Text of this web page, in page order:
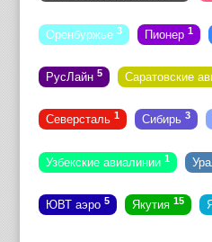
Оренбуржье 3 Пионер 1
РусЛайн 5 Саратовские
Северсталь 1 Сибирь 3
Узбекские авиалинии 1
ЮВТ аэро 5 Якутия 15